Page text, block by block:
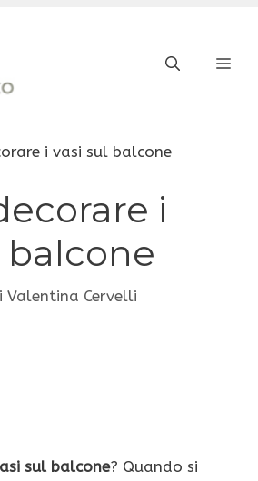
i vasi sul balcone
i
balcone
Valentina Cervelli
sul balcone? Quando si